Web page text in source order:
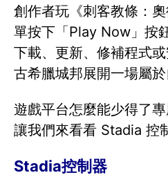
創作者玩《刺客教條：
單按下「Play Now」按
下載、更新、修補程式
古希臘城邦展開一場屬於
遊戲平台怎麼能少得了
讓我們來看看 Stadia 控
Stadia控制器